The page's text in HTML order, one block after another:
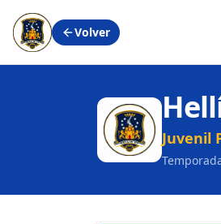
Volver
Juvenil